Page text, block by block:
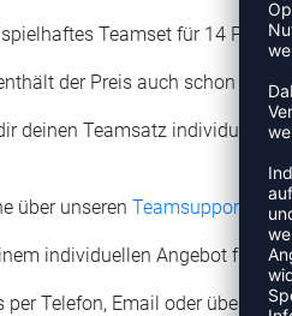
Teamset für 14
der Preis auch schon die
deinen Teamsatz individuell
über unseren Teamsupport
individuellen Angebot für
per Telefon, Email oder über